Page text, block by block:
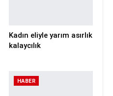
Kadın eliyle yarım asırlık
kalaycılık
HABER